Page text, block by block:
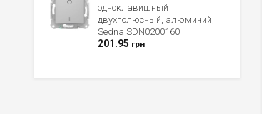
одноклавишный
двухполюсный, алюминий,
Sedna SDN0200160
201.95 грн